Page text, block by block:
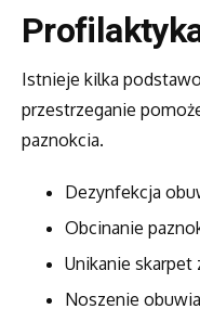
Istnieje kilka
przestrzeganie
paznokcia.
Dezynfekcja
Obcinanie
Unikanie
Noszenie